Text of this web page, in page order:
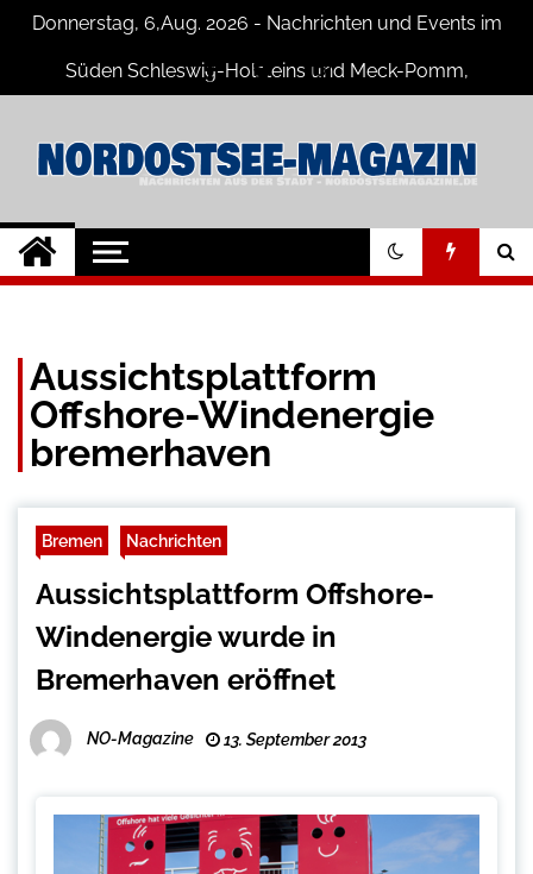
SkipDonnerstag, 6,Aug. 2026 - Nachrichten und Events im
Süden Schleswig-Holsteins und Meck-Pomm,
Nord-Ostsee-
Magazine Blog
Der Blog der Nord-Ostsee Magazine
Aussichtsplattform
Offshore-Windenergie
bremerhaven
Bremen Nachrichten
Aussichtsplattform Offshore-
Windenergie wurde in
Bremerhaven eröffnet
NO-Magazine 13. September 2013